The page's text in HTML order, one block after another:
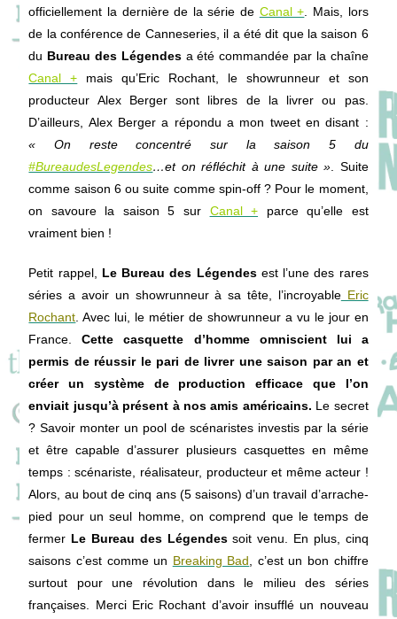
officiellement la dernière de la série de Canal + . Mais, lors
de la conférence de Canneseries, il a été dit que la saison 6
du Bureau des Légendesa été commandée par la chaîne
Canal + mais qu’Eric Rochant, le showrunneur et son
producteur Alex Berger sont libres de la livrer ou pas.
D’ailleurs, Alex Berger a répondu a mon tweet en disant :
«On reste concentré sur la saison 5 du
#BureaudesLegendes…et on réfléchit à une suite » . Suite
comme saison 6 ou suite comme spin-off ? Pour le moment,
on savoure la saison 5 sur Canal + parce qu’elle est
vraiment bien !
Petit rappel, Le Bureau des Légendesest l’une des rares
séries a avoir un showrunneur à sa tête, l’incroyableEric
Rochant . Avec lui, le métier de showrunneur a vu le jour en
France.Cette casquette d’homme omniscient lui a
permis de réussir le pari de livrer une saison par an et
créer un système de production efficace que l’on
enviait jusqu’à présent à nos amis américains. Le secret
? Savoir monter un pool de scénaristes investis par la série
et être capable d’assurer plusieurs casquettes en même
temps : scénariste, réalisateur, producteur et même acteur !
Alors, au bout de cinq ans (5 saisons) d’un travail d’arrache-
pied pour un seul homme, on comprend que le temps de
fermer Le Bureau des Légendessoit venu. En plus, cinq
saisons c’est comme un Breaking Bad , c’est un bon chiffre
surtout pour une révolution dans le milieu des séries
françaises. Merci Eric Rochant d’avoir insufflé un nouveau